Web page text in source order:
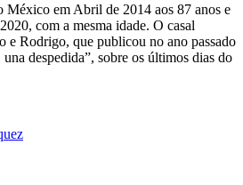
México em Abril de 2014 aos 87 anos e
com a mesma idade. O casal
e Rodrigo, que publicou no ano passado
despedida”, sobre os últimos dias do